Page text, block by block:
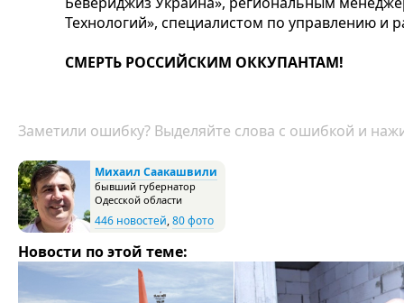
Технологий», специалистом по управлению и
СМЕРТЬ РОССИЙСКИМ ОККУПАНТАМ!
Заметили ошибку? Выделяйте слова с ошибкой и
Михаил Саакашвили
бывший губернатор
Одесской области
446 новостей,80 фото
Новости по этой теме: